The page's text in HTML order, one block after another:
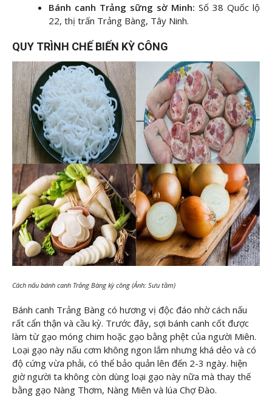
Bánh canh Trảng sững sờ Minh: Số 38 Quốc lộ
22, thị trấn Trảng Bàng, Tây Ninh.
QUY TRÌNH CHẾ BIẾN KỲ CÔNG
Cách nấu bánh canh Trảng Bàng kỳ công (Ảnh: Sưu tầm)
Bánh canh Trảng Bàng có hương vị độc đáo nhờ cách nấu
rất cẩn thận và cầu kỳ. Trước đây, sợi bánh canh cốt được
làm từ gạo móng chim hoặc gạo bằng phệt của người Miên.
Loại gạo này nấu cơm không ngon lắm nhưng khá dẻo và có
độ cứng vừa phải, có thể bảo quản lên đến 2-3 ngày. hiện
giờ người ta không còn dùng loại gạo này nữa mà thay thế
bằng gạo Nàng Thơm, Nàng Miên và lúa Chợ Đào.